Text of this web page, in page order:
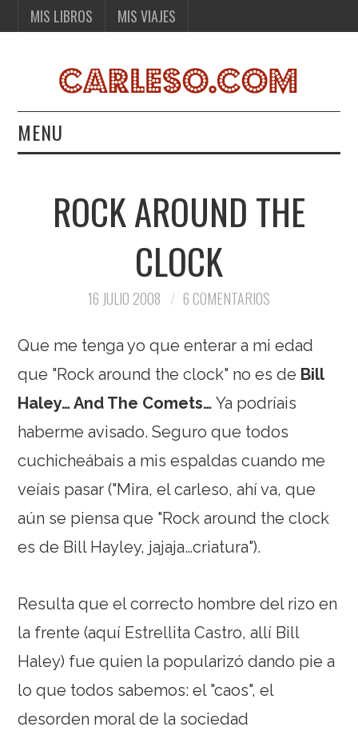
MIS LIBROS MIS VIAJES
MENU
MIS VIAJES
ROCK AROUND THE
CLOCK
16 JULIO 2008 6 COMENTARIOS
Que me tenga yo que enterar a mi edad
que "Rock around the clock" no es de Bill
Haley… And The Comets…Ya podríais
haberme avisado. Seguro que todos
cuchicheábais a mis espaldas cuando me
veíais pasar ("Mira, el carleso, ahí va, que
aún se piensa que "Rock around the clock
es de Bill Hayley, jajaja…criatura").
Resulta que el correcto hombre del rizo en
la frente (aquí Estrellita Castro, allí Bill
Haley) fue quien la popularizó dando pie a
lo que todos sabemos: el "caos", el
desorden moral de la sociedad